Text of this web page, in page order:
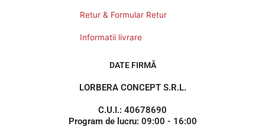
Retur & Formular Retur
Informatii livrare
DATE FIRMĂ
LORBERA CONCEPT S.R.L.
C.U.I.: 40678690
Program de lucru: 09:00 - 16:00